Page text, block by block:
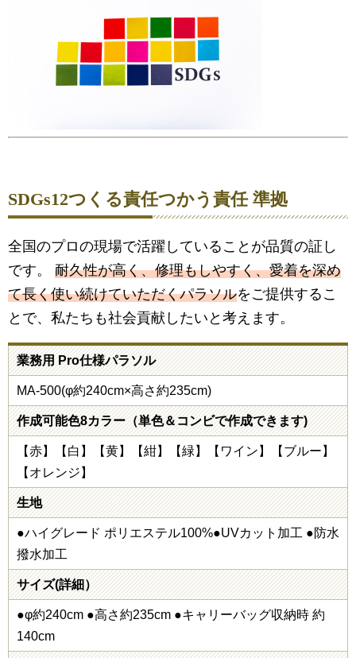
SDGs12つくる責任つかう責任 準拠
全国のプロの現場で活躍していることが品質の証し
です。 耐久性が高く、修理もしやすく、愛着を深め
て長く使い続けていただくパラソルをご提供するこ
とで、私たちも社会貢献したいと考えます。
業務用 Pro仕様パラソル
MA-500(φ約240cm×高さ約235cm)
作成可能色8カラー（単色＆コンビで作成できます)
【赤】【白】【黄】【紺】【緑】【ワイン】【ブルー】
【オレンジ】
生地
●ハイグレード ポリエステル100%●UVカット加工 ●防水
撥水加工
サイズ(詳細）
●φ約240cm ●高さ約235cm ●キャリーバッグ収納時 約
140cm